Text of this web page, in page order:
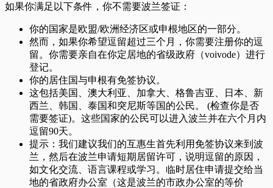
如果你满足以下条件，你不需要波兰签证：
你的国家是欧盟/欧洲经济区或申根地区的一部分。
然而，如果你希望逗留超过三个月，你需要注册你的逗
留。你需要亲自在你定居地的省级政府（voivode）进行
登记。
你的居住国与申根有免签协议。
这包括美国、澳大利亚、加拿大、格鲁吉亚、日本、新
西兰、韩国、泰国和突尼斯等国的公民。 (检查你是否
需要签证)。这些国家的公民可以进入波兰并在六个月内
逗留90天。
提示：我们建议我们的互惠生首先利用免签协议来到波
兰，然后在波兰申请短期居留许可，说明逗留的原因，
如文化交流、语言课程或学习。临时居住申请提交给当
地的省政府办公室（这是波兰的市政办公室的等价